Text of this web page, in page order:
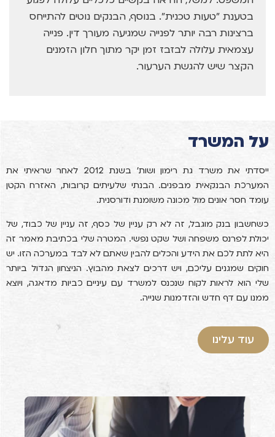
בטענת "טעות טכנית". בנוסף, הבנקים נוטים להתייחס
ברצינות רבה יותר לפנייה שמגיעה מעורך דין. פנייה
עצמאית עלולה לבזבז זמן יקר מתוך חלון הזמנים
הקצר שיש להגשת הערעור.
על המשרד
ייסדתי את משרד גת רימון ושות' בשנת 2012 לאחר שראיתי את
המערכת הבנקאית מבפנים. הבנתי שלעיתים קרובות, האזרח הקטן
עומד חסר אונים מול מכונה משומנת ודורסנית.
כשחשבון בנק מוגבל, זה לא רק עניין של כסף, זה עניין של כבוד, של
יכולת לפרנס משפחה ושל שקט נפשי. המטרה שלי בכתיבת מאמר זה
היא לתת לכם את הידע והכלים להבין שאתם לא לבד במערכה הזו. יש
חוקים שמגנים עליכם, ויש דרכים לצאת מהבוץ. הניצחון הגדול ביותר
שלי הוא לראות לקוח שנכנס למשרד עם עיניים כביות מדאגה, ויוצא
ממנו עם דף חדש והזדמנות שנייה.
עוד עלינו